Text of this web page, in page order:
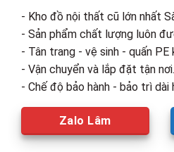
- Kho đồ nội thất cũ lớn nhất
- Sản phẩm chất lượng luôn
- Tân trang - vệ sinh - quấn PE
- Vận chuyển và lắp đặt tận nơi.
- Chế độ bảo hành - bảo trì dài
Zalo Lâm